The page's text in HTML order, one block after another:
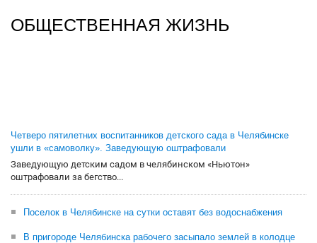
ОБЩЕСТВЕННАЯ ЖИЗНЬ
Четверо пятилетних воспитанников детского сада в Челябинске
ушли в «самоволку». Заведующую оштрафовали
Заведующую детским садом в челябинском «Ньютон»
оштрафовали за бегство...
Поселок в Челябинске на сутки оставят без водоснабжения
В пригороде Челябинска рабочего засыпало землей в колодце